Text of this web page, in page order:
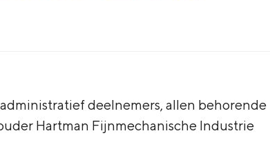
deelnemers, allen behorende
Hartman Fijnmechanische Industrie